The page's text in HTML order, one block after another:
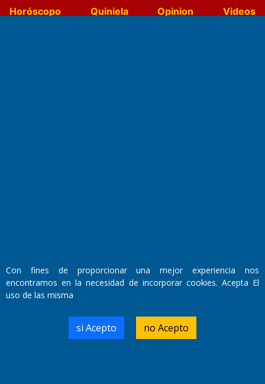
Horóscopo
Quiniela Opinion
Videos
Primera edición: Domingo 3 de Mayo de 1992
Miembro de ADIRA,ADEPA y CPPAL
Propietario: El Diario SRL
Walter René Goñi
Con fines de proporcionar una mejor experiencia nos
encontramos en la necesidad de incorporar cookies. Acepta El
uso de las misma
si Acepto no Acepto